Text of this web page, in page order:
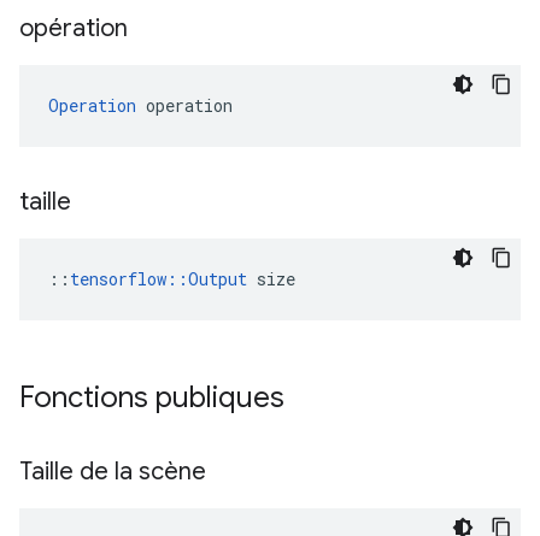
opération
Operation operation
taille
:: tensorflow::Output size
Fonctions publiques
Taille de la scène